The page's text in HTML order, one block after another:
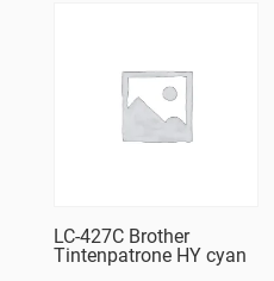
LC-427C Brother
Tintenpatrone HY cyan